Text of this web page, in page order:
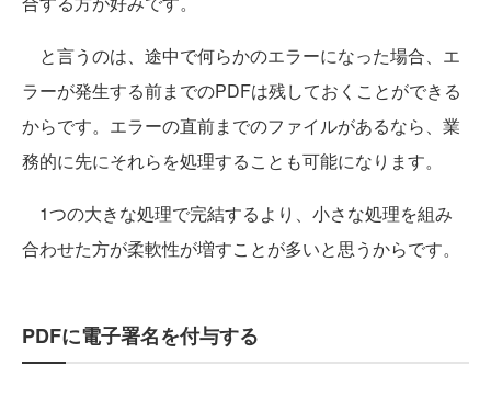
と言うのは、途中で何らかのエラーになった場合、エ
ラーが発生する前までのPDFは残しておくことができる
からです。エラーの直前までのファイルがあるなら、業
務的に先にそれらを処理することも可能になります。
1つの大きな処理で完結するより、小さな処理を組み
合わせた方が柔軟性が増すことが多いと思うからです。
PDFに電子署名を付与する